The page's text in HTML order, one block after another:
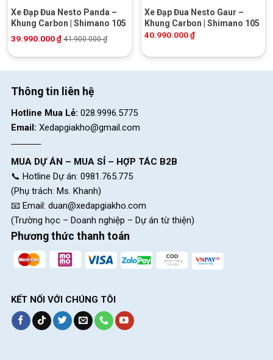
Xe Đạp Đua Nesto Panda –
Khung Carbon | Shimano 105
39.990.000₫ 41.900.000₫
Xe Đạp Đua Nesto Gaur –
Khung Carbon | Shimano 105
40.990.000₫
Thông tin liên hệ
Hotline Mua Lẻ: 028.9996.5775
Email: Xedapgiakho@gmail.com
MUA DỰ ÁN – MUA SỈ – HỢP TÁC B2B
📞 Hotline Dự án: 0981.765.775
(Phụ trách: Ms. Khanh)
📧 Email: duan@xedapgiakho.com
(Trường học – Doanh nghiệp – Dự án từ thiện)
Phương thức thanh toán
KẾT NỐI VỚI CHÚNG TÔI